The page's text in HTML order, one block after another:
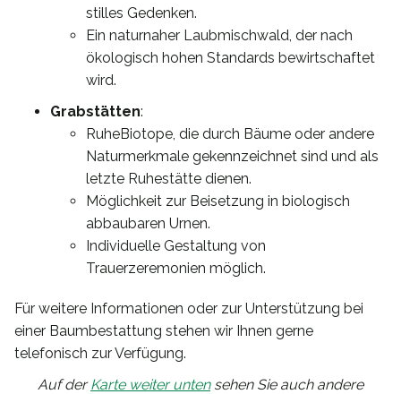
stilles Gedenken.
Ein naturnaher Laubmischwald, der nach
ökologisch hohen Standards bewirtschaftet
wird.
Grabstätten:
RuheBiotope, die durch Bäume oder andere
Naturmerkmale gekennzeichnet sind und als
letzte Ruhestätte dienen.
Möglichkeit zur Beisetzung in biologisch
abbaubaren Urnen.
Individuelle Gestaltung von
Trauerzeremonien möglich.
Für weitere Informationen oder zur Unterstützung bei
einer Baumbestattung stehen wir Ihnen gerne
telefonisch zur Verfügung.
Auf derKarte weiter untensehen Sie auch andere